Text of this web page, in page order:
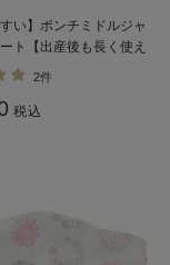
すい】ポンチミドルジャ
ト【出産後も長く使え
2件
税込